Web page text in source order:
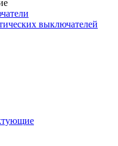
выключателей